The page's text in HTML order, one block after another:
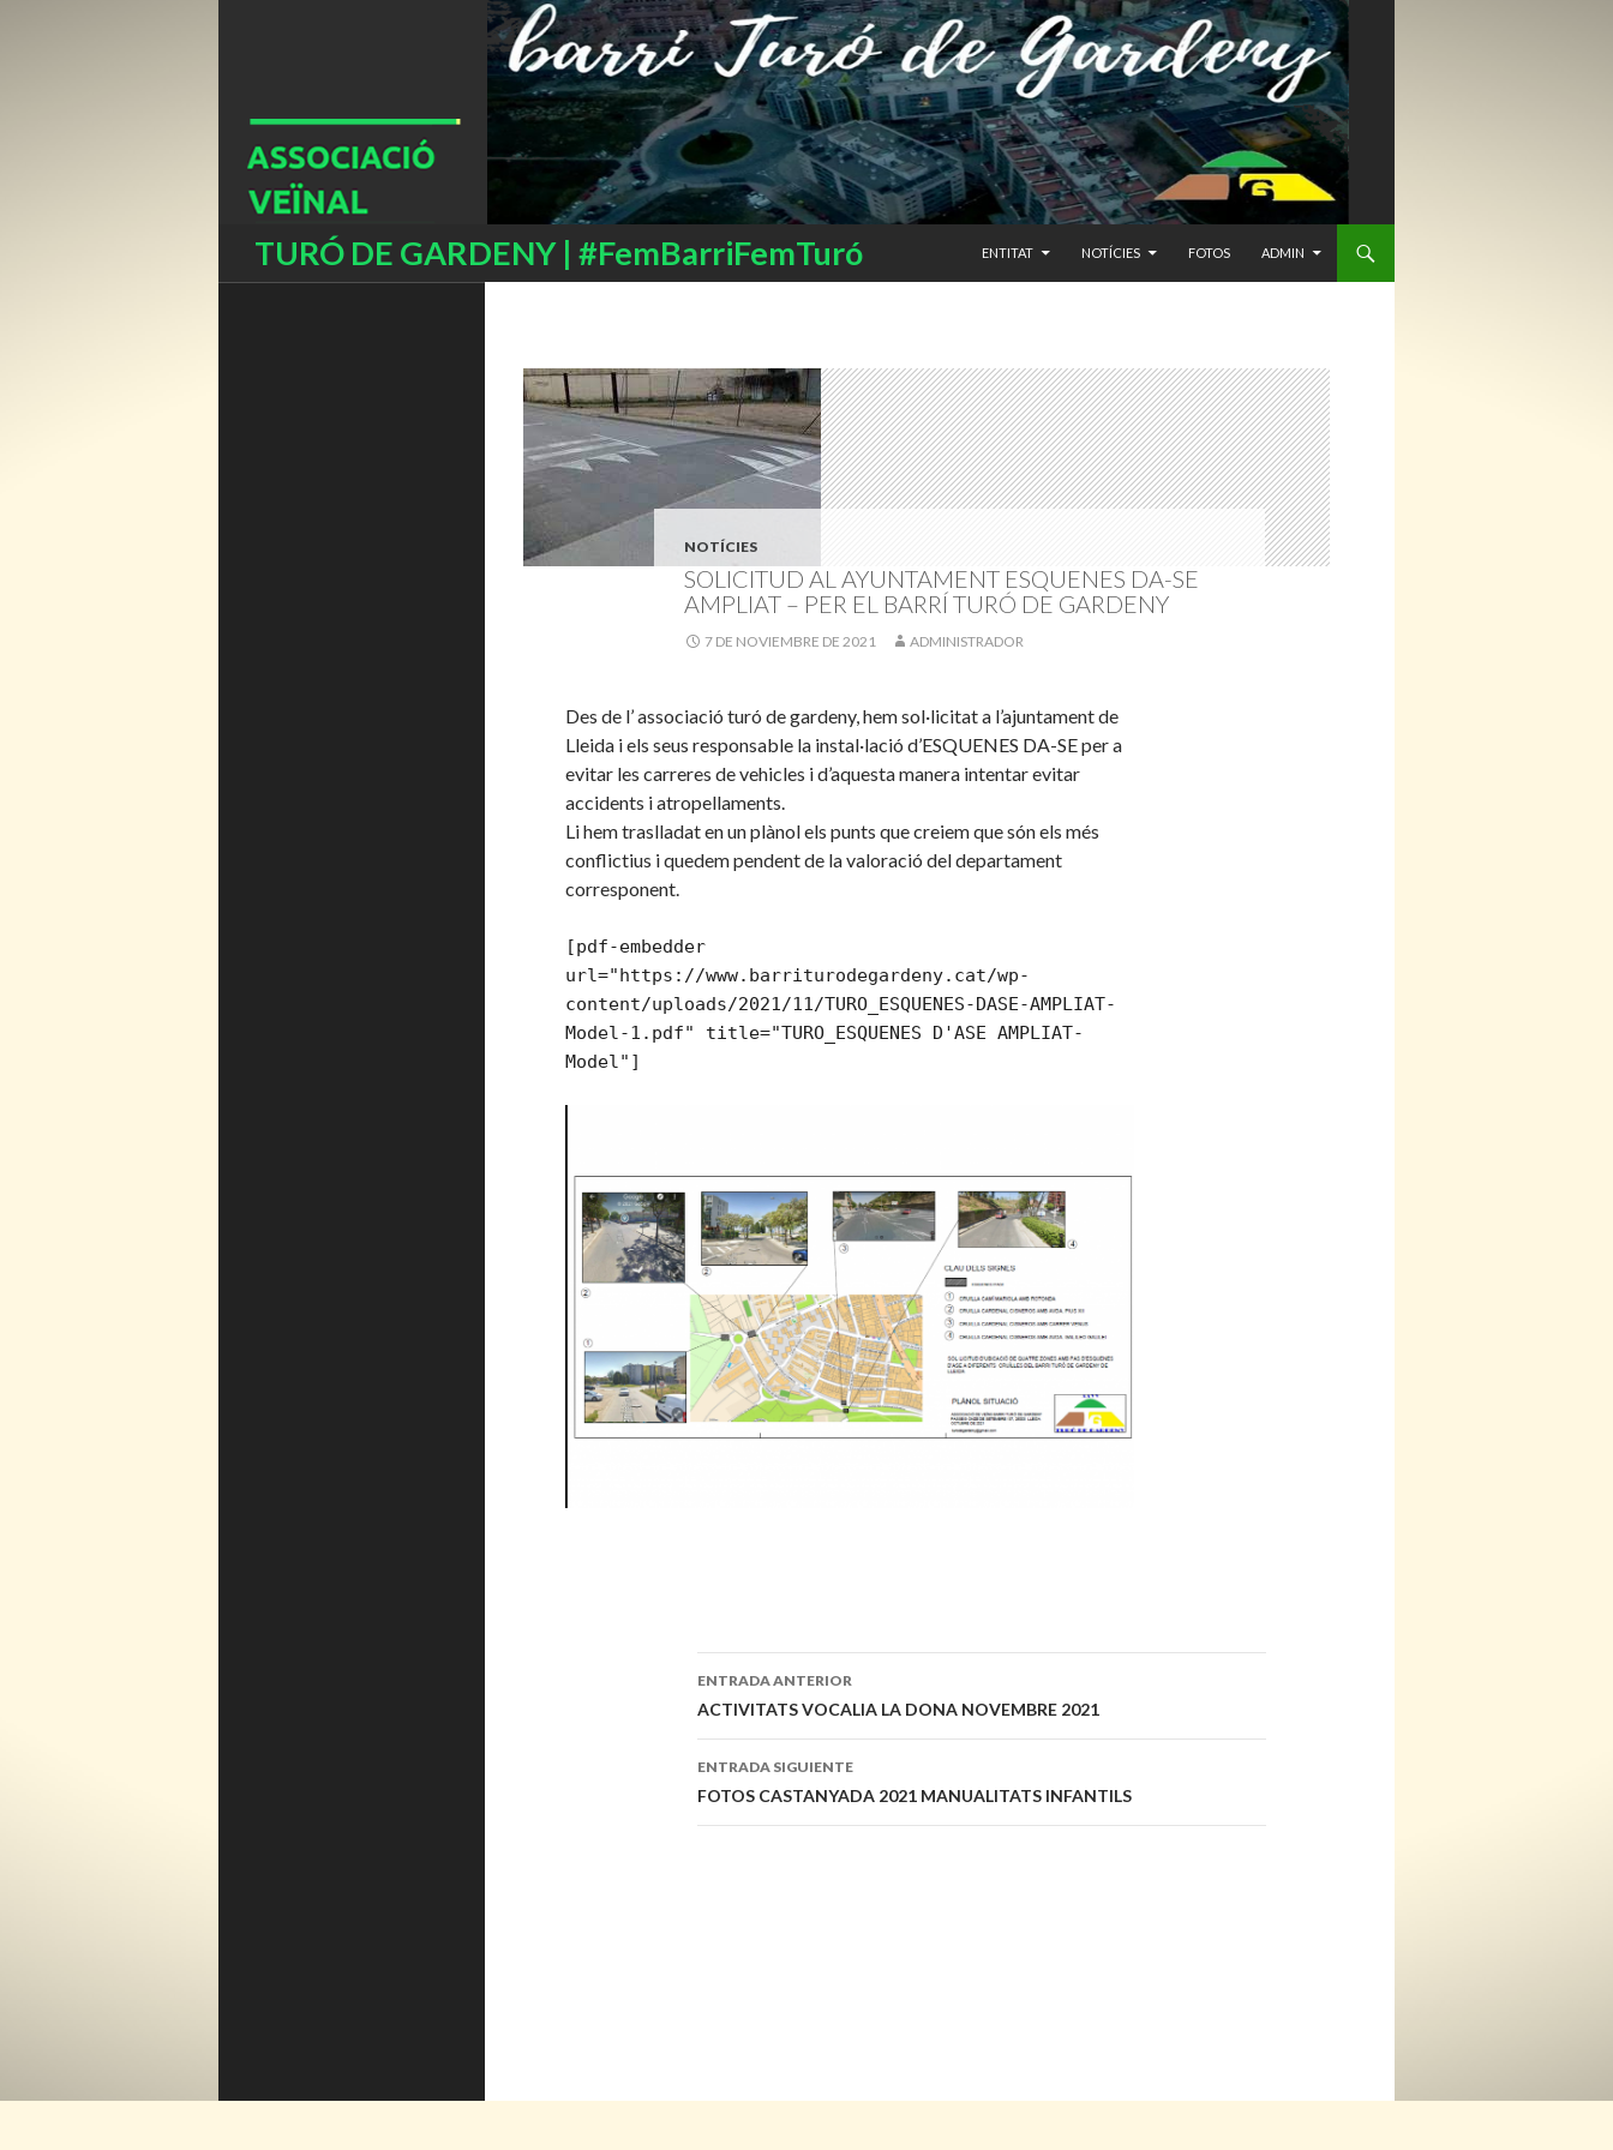
TURÓ DE GARDENY | #FemBarriFemTuró
Buscar
ENTITAT
NOTÍCIES FOTOS ADMIN
NOTÍCIES
SOLICITUD AL AYUNTAMENT ESQUENES DA-SE
AMPLIAT – PER EL BARRÍ TURÓ DE GARDENY
7 DE NOVIEMBRE DE 2021 ADMINISTRADOR
Des de l’ associació turó de gardeny, hem sol·licitat a l’ajuntament de
Lleida i els seus responsable la instal·lació d’ESQUENES DA-SE per a
evitar les carreres de vehicles i d’aquesta manera intentar evitar
accidents i atropellaments.
Li hem traslladat en un plànol els punts que creiem que són els més
conflictius i quedem pendent de la valoració del departament
corresponent.
[pdf-embedder
url="https://www.barriturodegardeny.cat/wp-
content/uploads/2021/11/TURO_ESQUENES-DASE-AMPLIAT-
Model-1.pdf" title="TURO_ESQUENES D'ASE AMPLIAT-
Model"]
Navegación
de
entradas
ENTRADA ANTERIOR
ACTIVITATS VOCALIA LA DONA NOVEMBRE 2021
ENTRADA SIGUIENTE
FOTOS CASTANYADA 2021 MANUALITATS INFANTILS